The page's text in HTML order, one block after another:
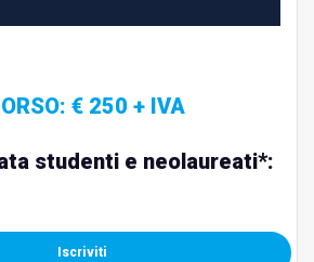
€ 250 + IVA
studenti e neolaureati*:
Iscriviti